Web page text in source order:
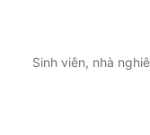
Sinh viên, nhà